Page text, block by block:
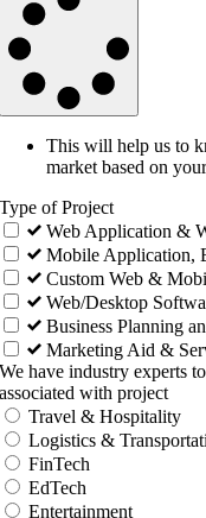
This will help us to
market based on
Type of Project
Web Application &
Mobile Application,
Custom Web &
Web/Desktop
Business Planning
Marketing Aid &
We have industry experts
associated with project
Travel & Hospitality
Logistics &
FinTech
EdTech
Entertainment